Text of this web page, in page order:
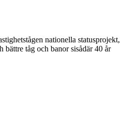
nationella statusprojekt,
tåg och banor sisådär 40 år